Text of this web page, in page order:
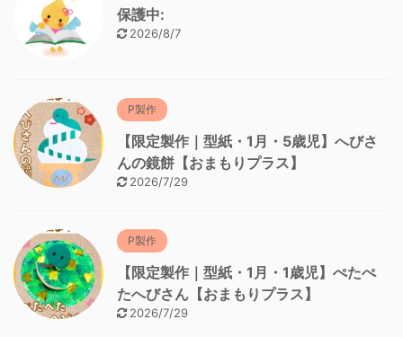
保護中:
2026/8/7
P製作
【限定製作｜型紙・1月・5歳児】へびさ
んの鏡餅【おまもりプラス】
2026/7/29
P製作
【限定製作｜型紙・1月・1歳児】ぺたぺ
たへびさん【おまもりプラス】
2026/7/29